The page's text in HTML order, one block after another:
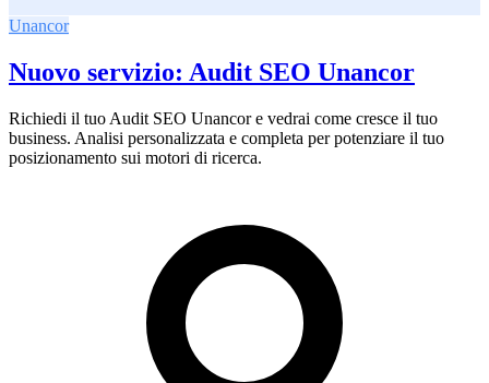
Unancor
Nuovo servizio: Audit SEO Unancor
Richiedi il tuo Audit SEO Unancor e vedrai come cresce il tuo
business. Analisi personalizzata e completa per potenziare il tuo
posizionamento sui motori di ricerca.